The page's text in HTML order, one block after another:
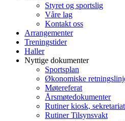
Styret og sportslig
Våre lag
Kontakt oss
Arrangementer
Treningstider
Haller
Nyttige dokumenter
Sportsplan
Økonomiske
Møtereferat
Årsmøtedokumenter
Rutiner kiosk,
Rutiner Tilsynsvakt